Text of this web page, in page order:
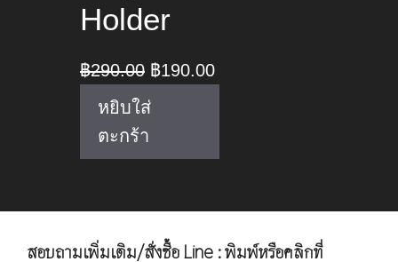
Holder
฿290.00 Original
price
฿290.00.
฿190.00Current
฿190.00.
หยิบใส่
ตะกร้า
สอบถามเพิ่มเติม/สั่งซื้อ Line : พิมพ์หรือคลิกที่